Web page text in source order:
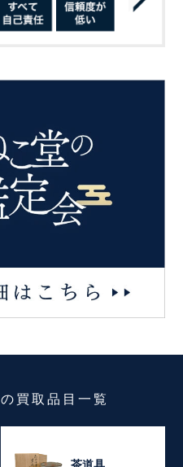
の買取品目一覧